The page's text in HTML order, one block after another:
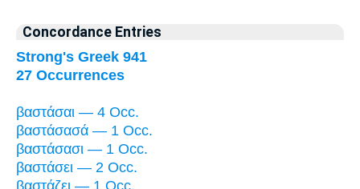
Concordance Entries
Strong's Greek 941
27 Occurrences
βαστάσαι — 4 Occ.
βαστάσασά — 1 Occ.
βαστάσασι — 1 Occ.
βαστάσει — 2 Occ.
βαστάζει — 1 Occ.